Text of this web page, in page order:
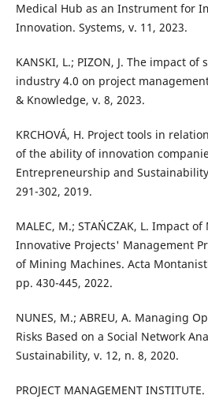
Medical Hub as an Instrument for
Innovation. Systems, v. 11, 2023.
KANSKI, L.; PIZON, J. The impact
industry 4.0 on project
& Knowledge, v. 8, 2023.
KRCHOVÁ, H. Project tools in
of the ability of innovation
Entrepreneurship and
291-302, 2019.
MALEC, M.; STAŃCZAK, L. Impact
Innovative Projects' Management
of Mining Machines. Acta
pp. 430-445, 2022.
NUNES, M.; ABREU, A. Managing
Risks Based on a Social Network
Sustainability, v. 12, n. 8, 2020.
PROJECT MANAGEMENT